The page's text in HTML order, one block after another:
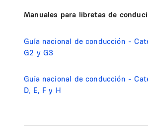
Manuales para libretas de
Guía nacional de conducción -
G2 y G3
Guía nacional de conducción -
D, E, F y H